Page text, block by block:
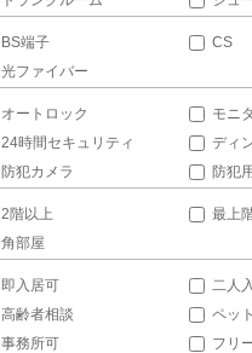
BS端子
CS
光ファイバー
オートロック
モニ
24時間セキュリティ
ディ
防犯カメラ
防犯
2階以上
最上
角部屋
即入居可
二人
高齢者相談
ペッ
事務所可
フリ